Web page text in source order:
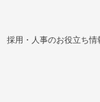
採用・人事のお役立ち情